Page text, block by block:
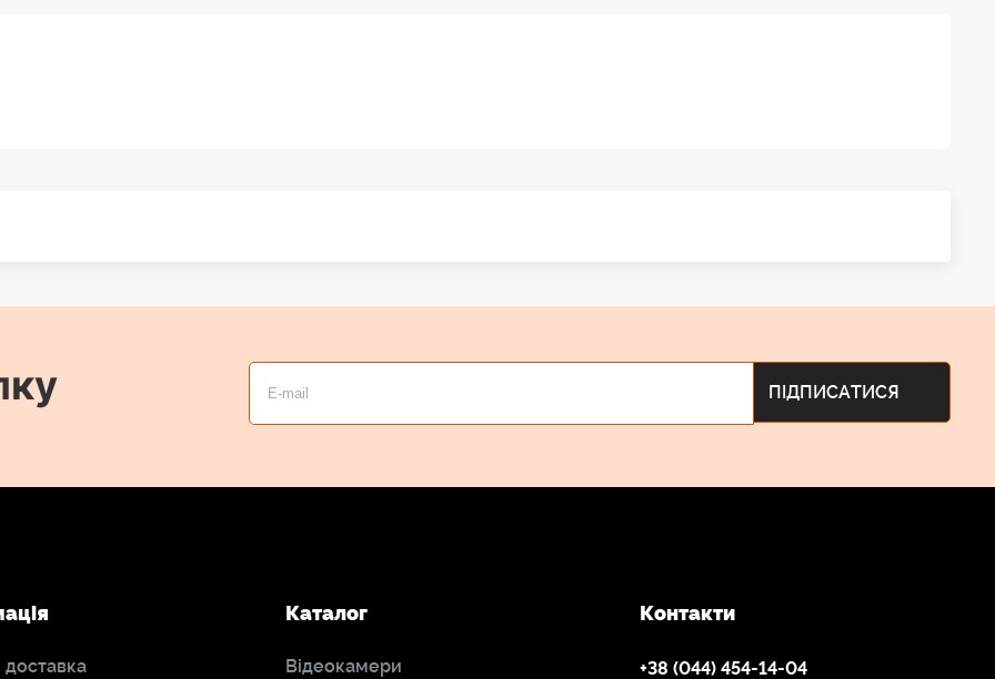
доставка
Каталог
Відеокамери
Контакти
+38 (044) 454-14-04